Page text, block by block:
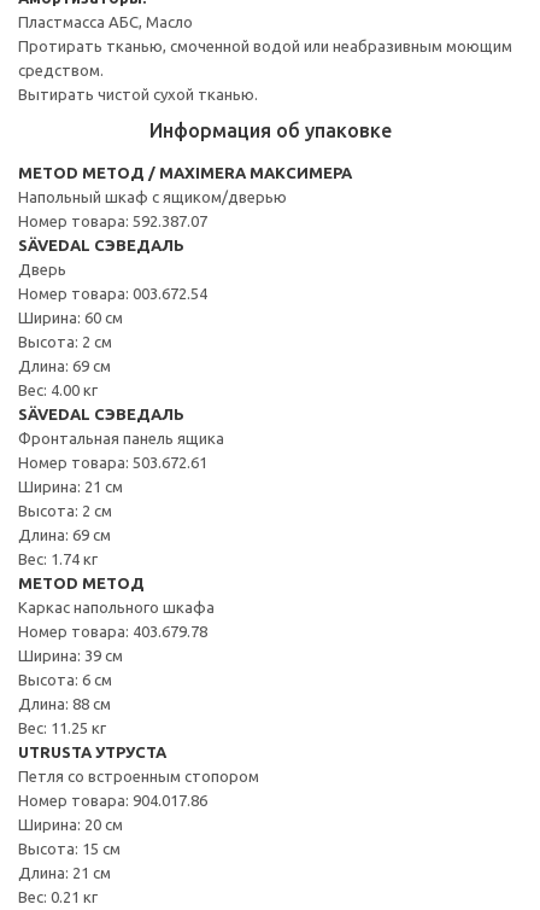
Пластмасса АБС, Масло
Протирать тканью, смоченной водой или неабразивным моющим
средством.
Вытирать чистой сухой тканью.
Информация об упаковке
METOD МЕТОД / MAXIMERA МАКСИМЕРА
Напольный шкаф с ящиком/дверью
Номер товара: 592.387.07
SÄVEDAL СЭВЕДАЛЬ
Дверь
Номер товара: 003.672.54
Ширина: 60 см
Высота: 2 см
Длина: 69 см
Вес: 4.00 кг
SÄVEDAL СЭВЕДАЛЬ
Фронтальная панель ящика
Номер товара: 503.672.61
Ширина: 21 см
Высота: 2 см
Длина: 69 см
Вес: 1.74 кг
METOD МЕТОД
Каркас напольного шкафа
Номер товара: 403.679.78
Ширина: 39 см
Высота: 6 см
Длина: 88 см
Вес: 11.25 кг
UTRUSTA УТРУСТА
Петля со встроенным стопором
Номер товара: 904.017.86
Ширина: 20 см
Высота: 15 см
Длина: 21 см
Вес: 0.21 кг